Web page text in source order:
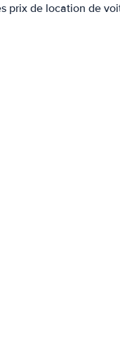
prix de location de